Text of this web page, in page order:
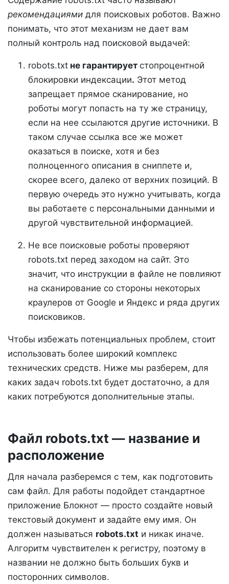
рекомендациями для поисковых роботов. Важно
понимать, что этот механизм не дает вам
полный контроль над поисковой выдачей:
robots.txt не гарантирует стопроцентной
блокировки индексации. Этот метод
запрещает прямое сканирование, но
роботы могут попасть на ту же страницу,
если на нее ссылаются другие источники. В
таком случае ссылка все же может
оказаться в поиске, хотя и без
полноценного описания в сниппете и,
скорее всего, далеко от верхних позиций. В
первую очередь это нужно учитывать, когда
вы работаете с персональными данными и
другой чувствительной информацией.
Не все поисковые роботы проверяют
robots.txt перед заходом на сайт. Это
значит, что инструкции в файле не повлияют
на сканирование со стороны некоторых
краулеров от Google и Яндекс и ряда других
поисковиков.
Чтобы избежать потенциальных проблем, стоит
использовать более широкий комплекс
технических средств. Ниже мы разберем, для
каких задач robots.txt будет достаточно, а для
каких потребуются дополнительные этапы.
Файл robots.txt — название и
расположение
Для начала разберемся с тем, как подготовить
сам файл. Для работы подойдет стандартное
приложение Блокнот — просто создайте новый
текстовый документ и задайте ему имя. Он
должен называться robots.txt и никак иначе.
Алгоритм чувствителен к регистру, поэтому в
названии не должно быть больших букв и
посторонних символов.